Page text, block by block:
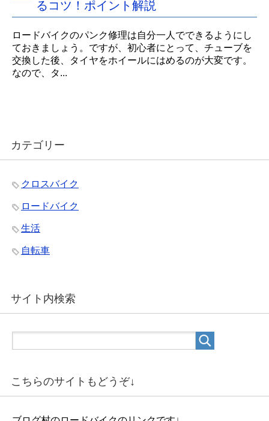
るコツ！ポイント解説
ロードバイクのパンク修理は自分一人でできるようにし
ておきましょう。ですが、初心者にとって、チューブを
交換した後、タイヤをホイールにはめるのが大変です。
なので、タ...
カテゴリー
クロスバイク
ロードバイク
生活
自転車
サイト内検索
こちらのサイトもどうぞ↓